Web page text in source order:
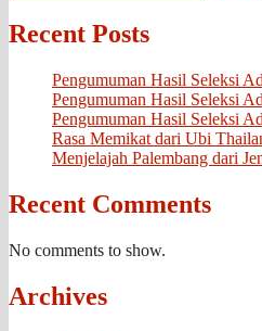
Recent Posts
Pengumuman Hasil Seleksi
Pengumuman Hasil Seleksi
Pengumuman Hasil Seleksi
Rasa Memikat dari Ubi
Menjelajah Palembang dari
Recent Comments
No comments to show.
Archives